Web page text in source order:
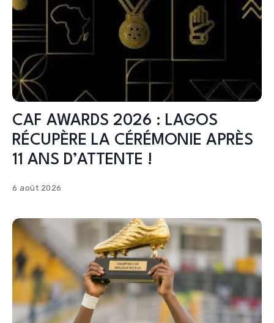
CAF AWARDS 2026 : LAGOS
RÉCUPÈRE LA CÉRÉMONIE APRÈS
11 ANS D’ATTENTE !
6 août 2026